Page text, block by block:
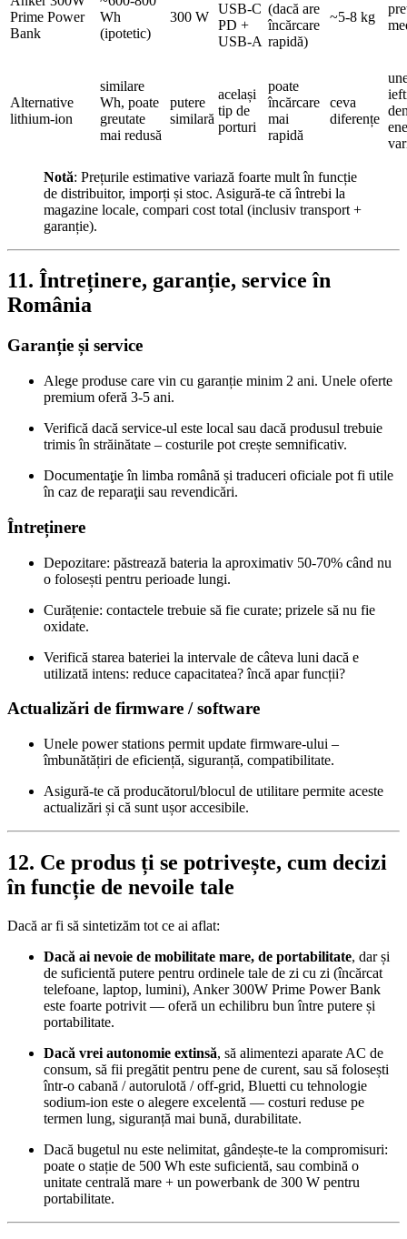
Prime Power
Bank
Wh
(ipotetic)
300 W
USB‑C
PD +
USB‑A
(dacă are
încărcare
rapidă)
~5‑8 kg
Alternative
lithium‑ion
similare
Wh, poate
greutate
mai redusă
putere
similară
același
tip de
porturi
poate
încărcare
mai
rapidă
ceva
diferențe
Notă: Prețurile estimative variază foarte mult în funcție
de distribuitor, imporți și stoc. Asigură‑te că întrebi la
magazine locale, compari cost total (inclusiv transport +
garanție).
11. Întreținere, garanție, service în
România
Garanție și service
Alege produse care vin cu garanție minim 2 ani. Unele oferte
premium oferă 3‑5 ani.
Verifică dacă service‑ul este local sau dacă produsul trebuie
trimis în străinătate – costurile pot crește semnificativ.
Documentaţie în limba română și traduceri oficiale pot fi utile
în caz de reparaţii sau revendicări.
Întreținere
Depozitare: păstrează bateria la aproximativ 50‑70% când nu
o folosești pentru perioade lungi.
Curățenie: contactele trebuie să fie curate; prizele să nu fie
oxidate.
Verifică starea bateriei la intervale de câteva luni dacă e
utilizată intens: reduce capacitatea? încă apar funcții?
Actualizări de firmware / software
Unele power stations permit update firmware‑ului –
îmbunătățiri de eficiență, siguranță, compatibilitate.
Asigură‑te că producătorul/blocul de utilitare permite aceste
actualizări și că sunt ușor accesibile.
12. Ce produs ți se potrivește, cum decizi
în funcție de nevoile tale
Dacă ar fi să sintetizăm tot ce ai aflat:
Dacă ai nevoie de mobilitate mare, de portabilitate, dar și
de suficientă putere pentru ordinele tale de zi cu zi (încărcat
telefoane, laptop, lumini), Anker 300W Prime Power Bank
este foarte potrivit — oferă un echilibru bun între putere și
portabilitate.
Dacă vrei autonomie extinsă, să alimentezi aparate AC de
consum, să fii pregătit pentru pene de curent, sau să folosești
într‑o cabană / autorulotă / off‑grid, Bluetti cu tehnologie
sodium‑ion este o alegere excelentă — costuri reduse pe
termen lung, siguranță mai bună, durabilitate.
Dacă bugetul nu este nelimitat, gândește‑te la compromisuri:
poate o stație de 500 Wh este suficientă, sau combină o
unitate centrală mare + un powerbank de 300 W pentru
portabilitate.